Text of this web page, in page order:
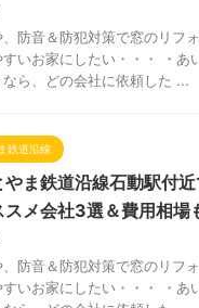
、防音＆防犯対策で窓のリフ
すいお家にしたい・・・ ・
なら、どの会社に依頼した ...
鉄道沿線
やま鉄道沿線石動駅付
メ会社3選＆費用相場
、防音＆防犯対策で窓のリフ
すいお家にしたい・・・ ・